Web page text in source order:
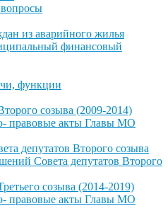
из аварийного жилья
финансовый
функции
созыва (2009-2014)
правовые акты Главы МО
депутатов Второго созыва
Совета депутатов Второго
созыва (2014-2019)
правовые акты Главы МО